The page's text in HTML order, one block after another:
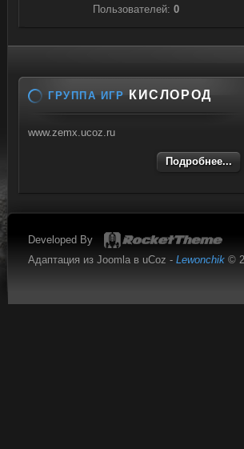
Пользователей: 0
ГРУППА ИГР КИСЛОРОД
www.zemx.ucoz.ru
Подробнее...
Developed By
Адаптация из Joomla в uCoz - Lewonchik ©